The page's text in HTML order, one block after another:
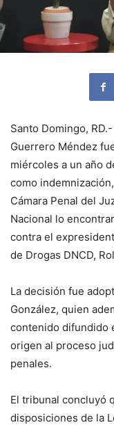
Santo Domingo,
Guerrero Méndez
miércoles a un año
como
Cámara Penal del
Nacional lo
contra el
de Drogas DNCD,
La decisión fue
González, quien
contenido difundido
origen al proceso
penales.
El tribunal concluyó
disposiciones de la